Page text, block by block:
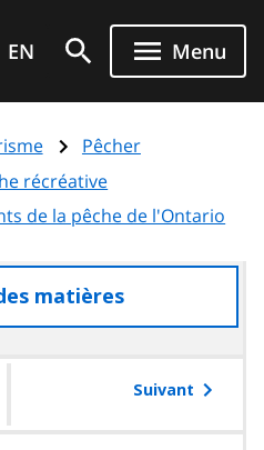
EN Menu
Pêcher
récréative
de la pêche de l'Ontario
matières
à
table
Suivant